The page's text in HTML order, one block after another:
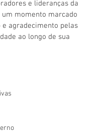
e lideranças da
momento marcado
e agradecimento pelas
ao longo de sua